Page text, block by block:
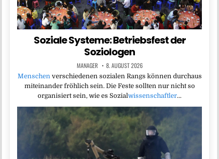
Soziale Systeme: Betriebsfest der
Soziologen
MANAGER 8. AUGUST 2026
Menschenverschiedenen sozialen Rangs können durchaus
miteinander fröhlich sein. Die Feste sollten nur nicht so
organisiert sein, wie es Sozialwissenschaftler…